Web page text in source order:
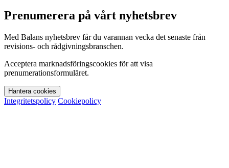
Prenumerera på vårt nyhetsbrev
Med Balans nyhetsbrev får du varannan vecka det senaste från
revisions- och rådgivningsbranschen.
Acceptera marknadsföringscookies för att visa
prenumerationsformuläret.
Hantera cookies
Integritetspolicy Cookiepolicy